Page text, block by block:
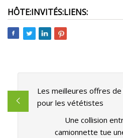
HÔTE:INVITÉS:LIENS:
Les meilleures offres
pour les vététistes
Une collision
camionnette tue